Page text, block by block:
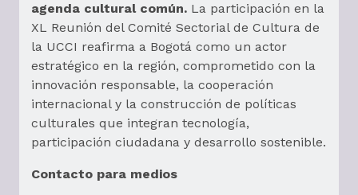
agenda cultural común. La participación en la
XL Reunión del Comité Sectorial de Cultura de
la UCCI reafirma a Bogotá como un actor
estratégico en la región, comprometido con la
innovación responsable, la cooperación
internacional y la construcción de políticas
culturales que integran tecnología,
participación ciudadana y desarrollo sostenible.
Contacto para medios